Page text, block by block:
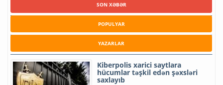
SON XƏBƏR
POPULYAR
YAZARLAR
Kiberpolis xarici saytlara
hücumlar təşkil edən şəxsləri
saxlayıb